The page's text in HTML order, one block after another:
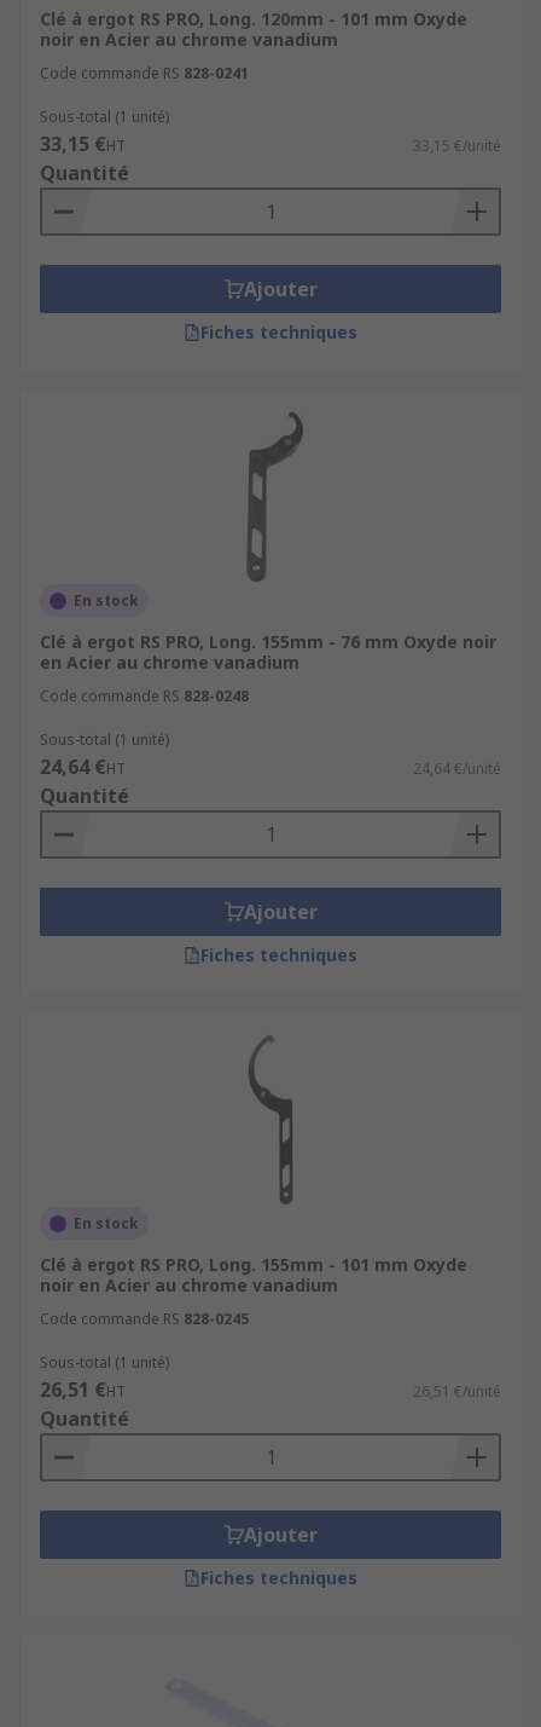
Clé à ergot RS PRO, Long. 120mm - 101 mm Oxyde
noir en Acier au chrome vanadium
Code commande RS 828-0241
Sous-total (1 unité)
33,15 €HT 33,15 €/unité
Quantité
Ajouter
Fiches techniques
En stock
Clé à ergot RS PRO, Long. 155mm - 76 mm Oxyde noir
en Acier au chrome vanadium
Code commande RS 828-0248
Sous-total (1 unité)
24,64 €HT 24,64 €/unité
Quantité
Ajouter
Fiches techniques
En stock
Clé à ergot RS PRO, Long. 155mm - 101 mm Oxyde
noir en Acier au chrome vanadium
Code commande RS 828-0245
Sous-total (1 unité)
26,51 €HT 26,51 €/unité
Quantité
Ajouter
Fiches techniques